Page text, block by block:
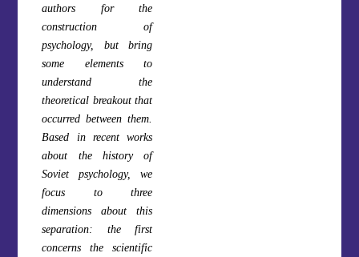
authors for the
construction of
psychology, but bring
some elements to
understand the
theoretical breakout that
occurred between them.
Based in recent works
about the history of
Soviet psychology, we
focus to three
dimensions about this
separation: the first
concerns the scientific